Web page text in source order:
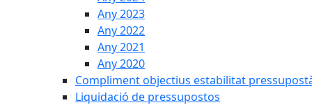
Any 2023
Any 2022
Any 2021
Any 2020
Compliment objectius estabilitat
Liquidació de pressupostos